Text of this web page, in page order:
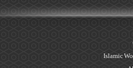
Islamic